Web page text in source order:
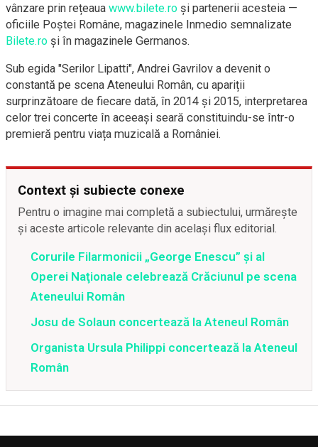
vânzare prin rețeaua www.bilete.ro și partenerii acesteia —
oficiile Poștei Române, magazinele Inmedio semnalizate
Bilete.ro și în magazinele Germanos.
Sub egida "Serilor Lipatti", Andrei Gavrilov a devenit o
constantă pe scena Ateneului Român, cu apariții
surprinzătoare de fiecare dată, în 2014 și 2015, interpretarea
celor trei concerte în aceeași seară constituindu-se într-o
premieră pentru viața muzicală a României.
Context și subiecte conexe
Pentru o imagine mai completă a subiectului, urmărește
și aceste articole relevante din același flux editorial.
Corurile Filarmonicii „George Enescu” şi al
Operei Naţionale celebrează Crăciunul pe scena
Ateneului Român
Josu de Solaun concertează la Ateneul Român
Organista Ursula Philippi concertează la Ateneul
Român